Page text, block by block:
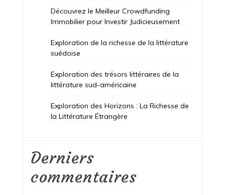
Découvrez le Meilleur Crowdfunding
Immobilier pour Investir Judicieusement
Exploration de la richesse de la littérature
suédoise
Exploration des trésors littéraires de la
littérature sud-américaine
Exploration des Horizons : La Richesse de
la Littérature Étrangère
Derniers
commentaires